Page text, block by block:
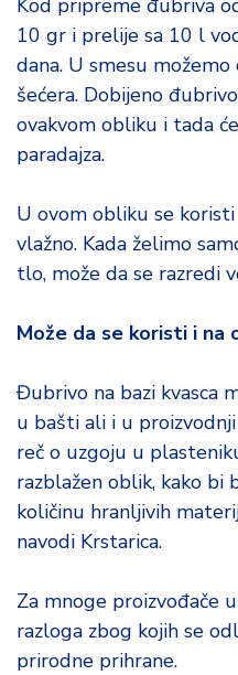
Kod pripreme đubriva
10 gr i prelije sa 10 l
dana. U smesu
šećera. Dobijeno
ovakvom obliku i tada
paradajza.
U ovom obliku se
vlažno. Kada želimo
tlo, može da se razredi
Može da se koristi i
Đubrivo na bazi kvasca
u bašti ali i u
reč o uzgoju u
razblažen oblik, kako bi
količinu hranljivih
navodi Krstarica.
Za mnoge proizvođače
razloga zbog kojih se
prirodne prihrane.